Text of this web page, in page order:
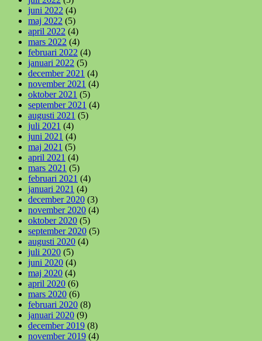
juni 2022 (4)
maj 2022 (5)
april 2022 (4)
mars 2022 (4)
februari 2022 (4)
januari 2022 (5)
december 2021 (4)
november 2021 (4)
oktober 2021 (5)
september 2021 (4)
augusti 2021 (5)
juli 2021 (4)
juni 2021 (4)
maj 2021 (5)
april 2021 (4)
mars 2021 (5)
februari 2021 (4)
januari 2021 (4)
december 2020 (3)
november 2020 (4)
oktober 2020 (5)
september 2020 (5)
augusti 2020 (4)
juli 2020 (5)
juni 2020 (4)
maj 2020 (4)
april 2020 (6)
mars 2020 (6)
februari 2020 (8)
januari 2020 (9)
december 2019 (8)
november 2019 (4)